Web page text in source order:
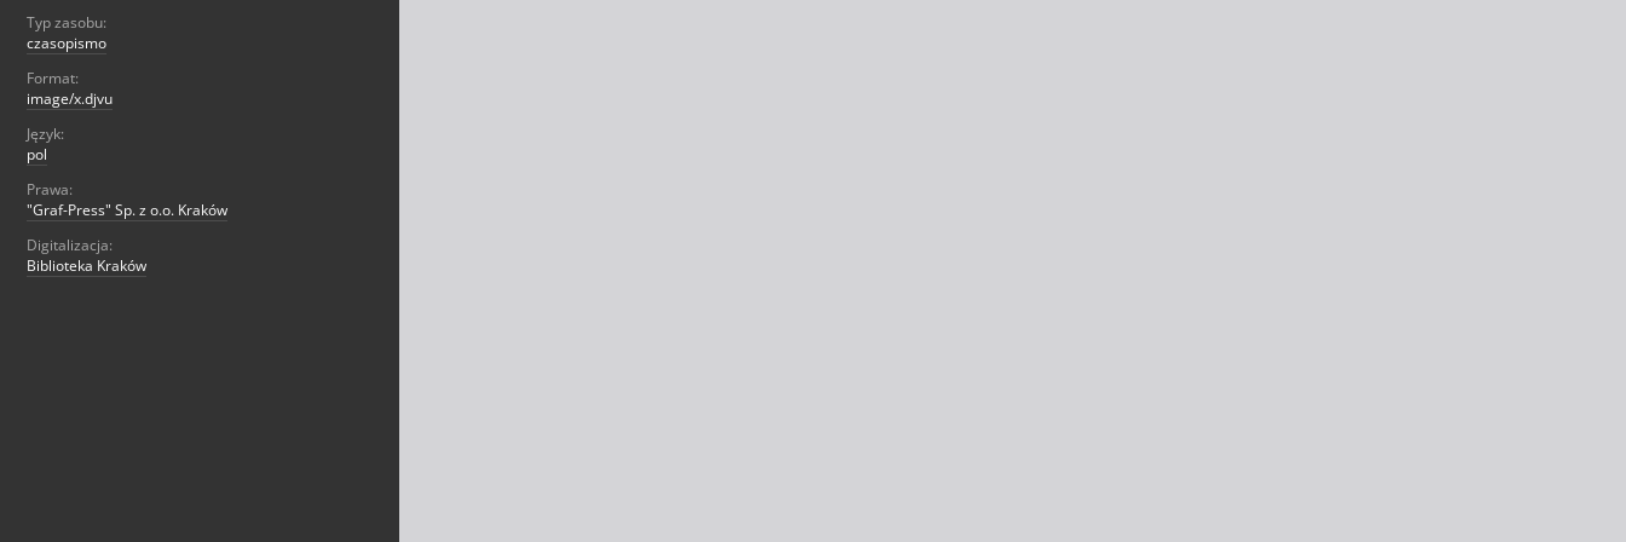
Typ zasobu:
czasopismo
Format:
image/x.djvu
Język:
pol
Prawa:
"Graf-Press" Sp. z o.o. Kraków
Digitalizacja:
Biblioteka Kraków